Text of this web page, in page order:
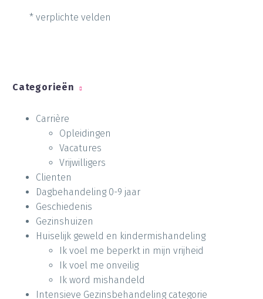
* verplichte velden
Categorieën
Carrière
Opleidingen
Vacatures
Vrijwilligers
Clienten
Dagbehandeling 0-9 jaar
Geschiedenis
Gezinshuizen
Huiselijk geweld en kindermishandeling
Ik voel me beperkt in mijn vrijheid
Ik voel me onveilig
Ik word mishandeld
Intensieve Gezinsbehandeling categorie